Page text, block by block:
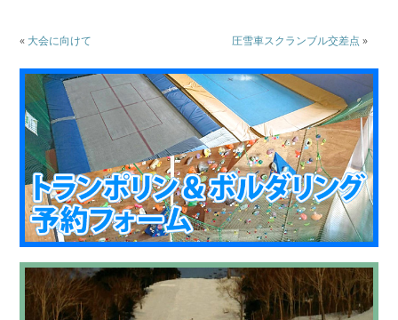
« 大会に向けて 圧雪車スクランブル交差点 »